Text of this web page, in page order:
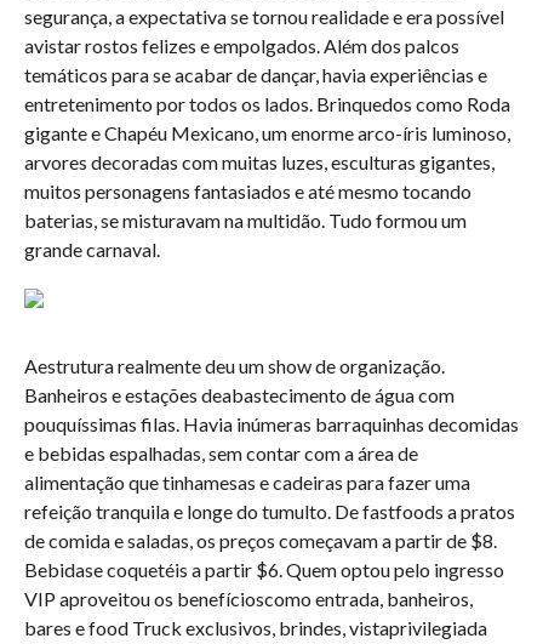
segurança, a expectativa se tornou realidade e era possível
avistar rostos felizes e empolgados. Além dos palcos
temáticos para se acabar de dançar, havia experiências e
entretenimento por todos os lados. Brinquedos como Roda
gigante e Chapéu Mexicano, um enorme arco-íris luminoso,
arvores decoradas com muitas luzes, esculturas gigantes,
muitos personagens fantasiados e até mesmo tocando
baterias, se misturavam na multidão. Tudo formou um
grande carnaval.
Aestrutura realmente deu um show de organização.
Banheiros e estações deabastecimento de água com
pouquíssimas filas. Havia inúmeras barraquinhas decomidas
e bebidas espalhadas, sem contar com a área de
alimentação que tinhamesas e cadeiras para fazer uma
refeição tranquila e longe do tumulto. De fastfoods a pratos
de comida e saladas, os preços começavam a partir de $8.
Bebidase coquetéis a partir $6. Quem optou pelo ingresso
VIP aproveitou os benefícioscomo entrada, banheiros,
bares e food Truck exclusivos, brindes, vistaprivilegiada